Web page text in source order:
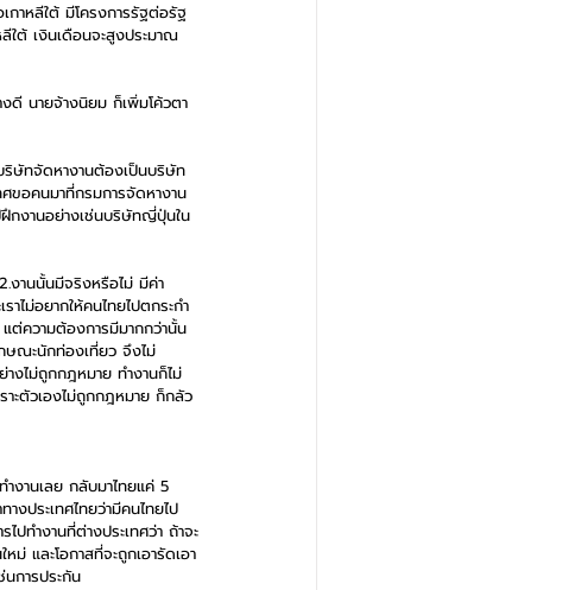
าหลีใต้ มีโครงการรัฐต่อรัฐ
ใต้ เงินเดือนจะสูงประมาณ
งดี นายจ้างนิยม ก็เพิ่มโค้วตา
ษัทจัดหางานต้องเป็นบริษัท
ขอคนมาที่กรมการจัดหางาน
ฝึกงานอย่างเช่นบริษัทญี่ปุ่นใน
งานนั้นมีจริงหรือไม่ มีค่า
าไม่อยากให้คนไทยไปตกระกำ
แต่ความต้องการมีมากกว่านั้น
กษณะนักท่องเที่ยว จึงไม่
งไม่ถูกกฎหมาย ทำงานก็ไม่
าะตัวเองไม่ถูกกฎหมาย ก็กลัว
งานเลย กลับมาไทยแค่ 5
ประเทศไทยว่ามีคนไทยไป
ทำงานที่ต่างประเทศว่า ถ้าจะ
ม่ และโอกาสที่จะถูกเอารัดเอา
การประกัน